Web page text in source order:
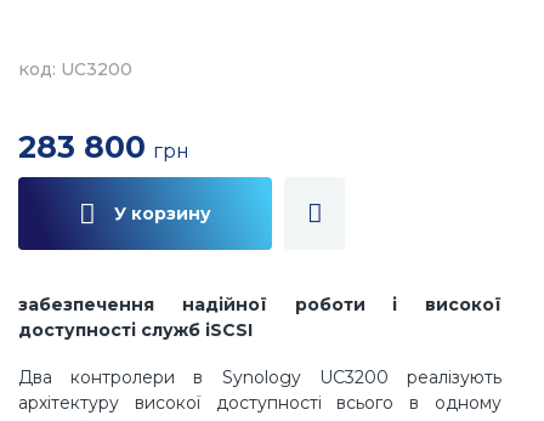
код: UC3200
283 800 грн
У корзину
забезпечення надійної роботи і високої
доступності служб iSCSI
Два контролери в Synology UC3200 реалізують
архітектуру високої доступності всього в одному